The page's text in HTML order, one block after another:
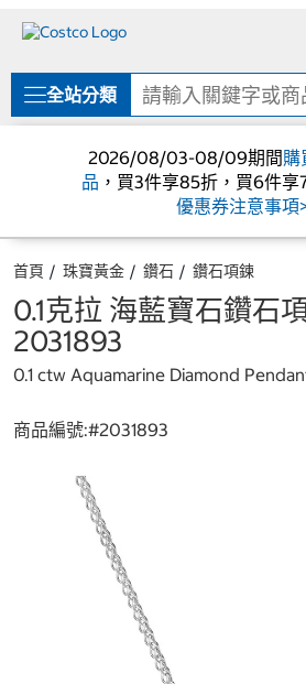
單
全站分類
2026/08/03-08/09期間購
品 ，買3件享85折，買6件享
優惠券注意事項
首頁 珠寶黃金 鑽石 鑽石項鍊
0.1克拉 海藍寶石鑽石
2031893
0.1 ctw Aquamarine Diamond
商品編號:#2031893